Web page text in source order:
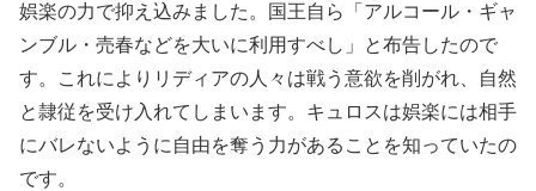
娯楽の力で抑え込みました。国王自ら「アルコール・ギャ
ンブル・売春などを大いに利用すべし」と布告したので
す。これによりリディアの人々は戦う意欲を削がれ、自然
と隷従を受け入れてしまいます。キュロスは娯楽には相手
にバレないように自由を奪う力があることを知っていたの
です。